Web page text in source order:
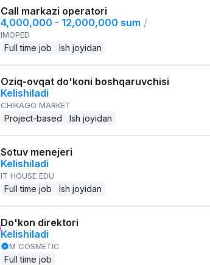
Call markazi operatori
4,000,000 - 12,000,000 sum /
IMOPED
Full time job Ish joyidan
Oziq-ovqat do'koni boshqaruvchisi
Kelishiladi
CHIKAGO MARKET
Project-based Ish joyidan
Sotuv menejeri
Kelishiladi
IT HOUSE EDU
Full time job Ish joyidan
Do'kon direktori
Kelishiladi
M COSMETIC
Full time job